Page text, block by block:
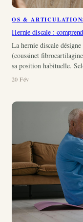
OS &
Hernie discale :
La hernie discale
(coussinet
sa position habituelle.
20 Fév